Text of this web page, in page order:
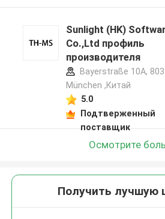
Sunlight (HK)
Co.,Ltd профиль
производителя
Bayerstraße 10A,
München ,Китай
5.0
Подтверженный
поставщик
Осмотрите
Получить лучшую